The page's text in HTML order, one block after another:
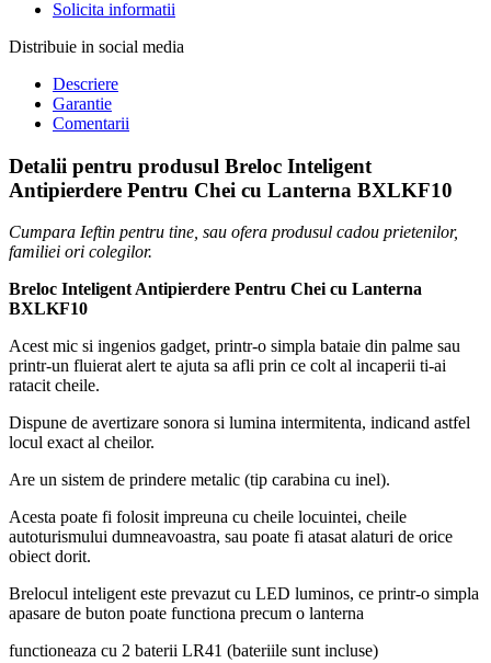
Solicita informatii
Distribuie in social media
Descriere
Garantie
Comentarii
Detalii pentru produsul Breloc Inteligent
Antipierdere Pentru Chei cu Lanterna BXLKF10
Cumpara Ieftin pentru tine, sau ofera produsul cadou prietenilor,
familiei ori colegilor.
Breloc Inteligent Antipierdere Pentru Chei cu Lanterna
BXLKF10
Acest mic si ingenios gadget, printr-o simpla bataie din palme sau
printr-un fluierat alert te ajuta sa afli prin ce colt al incaperii ti-ai
ratacit cheile.
Dispune de avertizare sonora si lumina intermitenta, indicand astfel
locul exact al cheilor.
Are un sistem de prindere metalic (tip carabina cu inel).
Acesta poate fi folosit impreuna cu cheile locuintei, cheile
autoturismului dumneavoastra, sau poate fi atasat alaturi de orice
obiect dorit.
Brelocul inteligent este prevazut cu LED luminos, ce printr-o simpla
apasare de buton poate functiona precum o lanterna
functioneaza cu 2 baterii LR41 (bateriile sunt incluse)